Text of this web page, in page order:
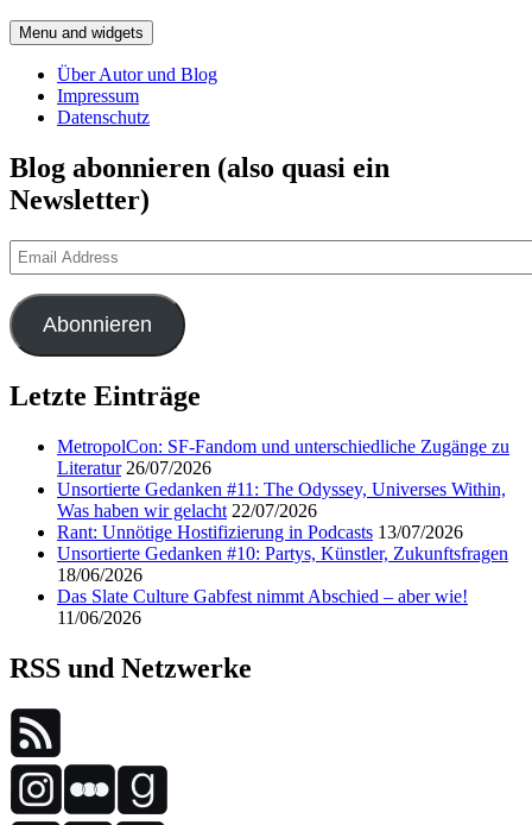
Menu and widgets
Über Autor und Blog
Impressum
Datenschutz
Blog abonnieren (also quasi ein
Newsletter)
Email
Address
Abonnieren
Letzte Einträge
MetropolCon: SF-Fandom und unterschiedliche Zugänge zu
Literatur 26/07/2026
Unsortierte Gedanken #11: The Odyssey, Universes Within,
Was haben wir gelacht 22/07/2026
Rant: Unnötige Hostifizierung in Podcasts 13/07/2026
Unsortierte Gedanken #10: Partys, Künstler, Zukunftsfragen
18/06/2026
Das Slate Culture Gabfest nimmt Abschied – aber wie!
11/06/2026
RSS und Netzwerke